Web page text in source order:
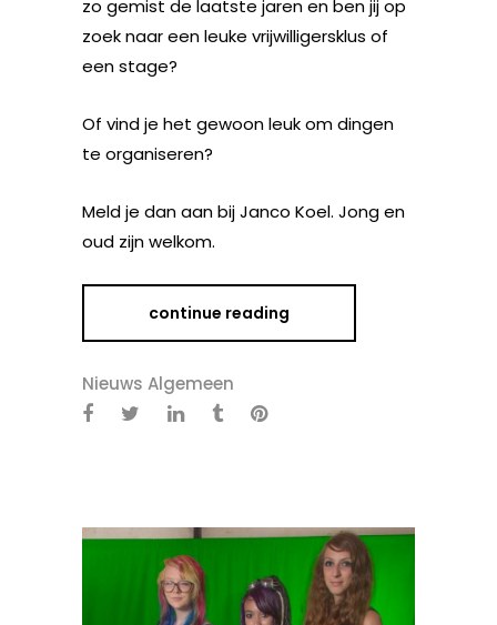
zo gemist de laatste jaren en ben jij op
zoek naar een leuke vrijwilligersklus of
een stage?
Of vind je het gewoon leuk om dingen
te organiseren?
Meld je dan aan bij Janco Koel. Jong en
oud zijn welkom.
continue reading
Nieuws Algemeen